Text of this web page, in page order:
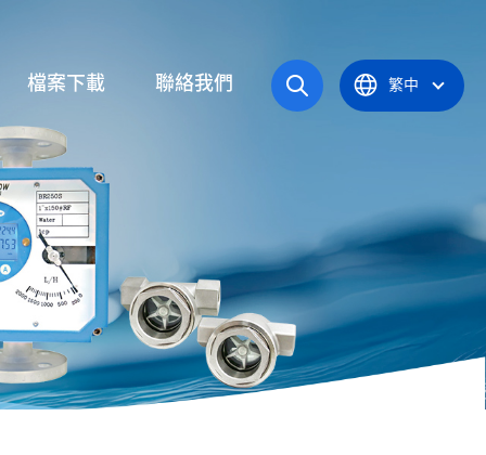
爐
檔案下載
操作手冊
產品型錄
認證證書
聯絡我們 繁中